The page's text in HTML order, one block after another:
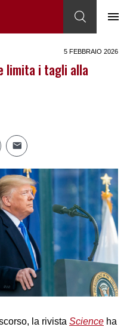
5 FEBBRAIO 2026
limita i tagli alla
la rivista Science ha